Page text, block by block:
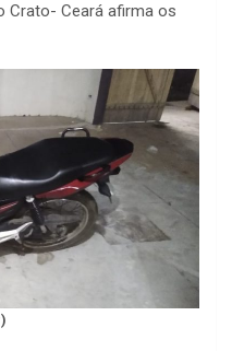
Crato- Ceará afirma os